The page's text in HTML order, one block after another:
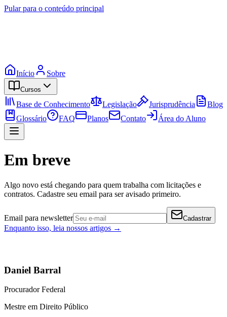
Pular para o conteúdo principal
Início Sobre
Cursos
Base de Conhecimento Legislação Jurisprudência
Blog
Glossário
FAQ Planos Contato Área do Aluno
Em breve
Algo novo está chegando para quem trabalha com licitações e
contratos. Cadastre seu email para ser avisado primeiro.
Email para newsletter Cadastrar
Enquanto isso, leia nossos artigos →
Daniel Barral
Procurador Federal
Mestre em Direito Público